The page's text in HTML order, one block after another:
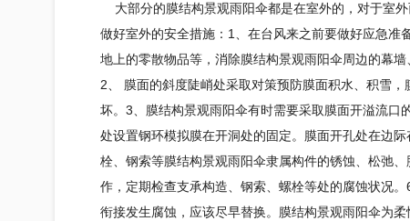
大部分的膜结构景观雨阳伞都是在室外的，对于室
做好室外的安全措施：1、在台风来之前要做好应急准
地上的零散物品等，消除膜结构景观雨阳伞周边的幕
2、 膜面的斜度陡峭处采取对策预防膜面积水、积雪，
坏。3、 膜结构景观雨阳伞有时需要采取膜面开溢流口
处设置钢环模拟膜在开洞处的固定。膜面开孔处在边
栓、钢索等膜结构景观雨阳伞隶属构件的锈蚀、松弛、
作，定期检查支承构造、钢索、螺栓等处的腐蚀状况
衔接发生腐蚀，应该尽早替换。 膜结构景观雨阳伞为